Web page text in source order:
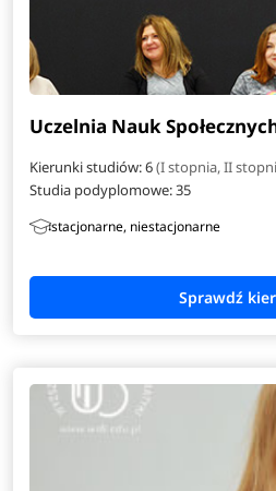
Uczelnia Nauk
Kierunki studiów: 6(I stopnia, II
Studia podyplomowe:35
stacjonarne, niestacjonarne